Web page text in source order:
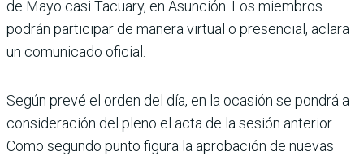
de Mayo casi Tacuary, en Asunción. Los miembros
podrán participar de manera virtual o presencial, aclara
un comunicado oficial.
Según prevé el orden del día, en la ocasión se pondrá a
con­sideración del pleno el acta de la sesión anterior.
Como segundo punto figura la aprobación de nuevas